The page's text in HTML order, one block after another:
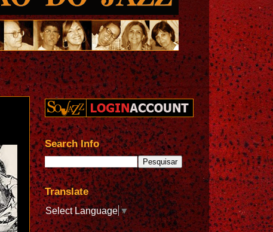
Search Info
Translate
Select Language▼